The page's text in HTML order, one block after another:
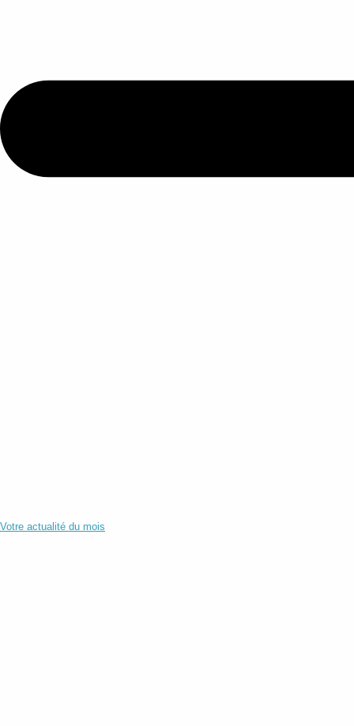
Votre actualité du mois